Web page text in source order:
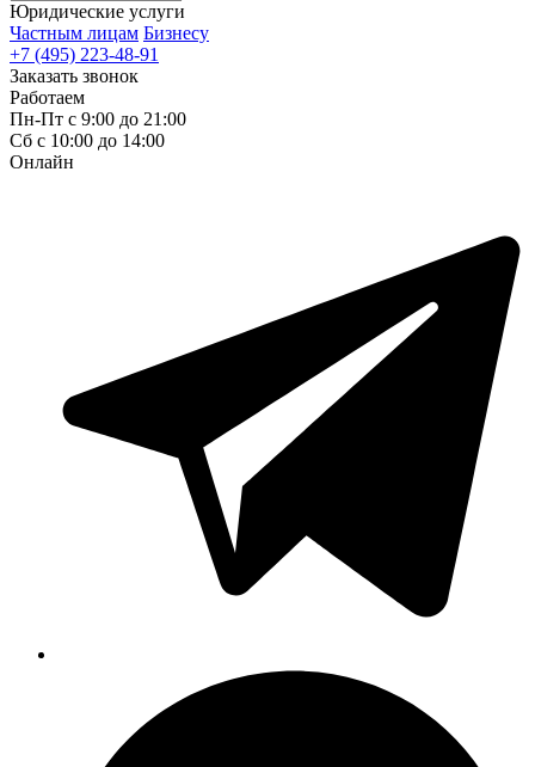
Юридические услуги
Частным лицам Бизнесу
+7 (495) 223-48-91
Заказать звонок
Работаем
Пн-Пт с 9:00 до 21:00
Сб с 10:00 до 14:00
Онлайн